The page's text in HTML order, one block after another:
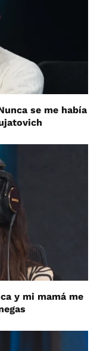
se me había
y mi mamá me